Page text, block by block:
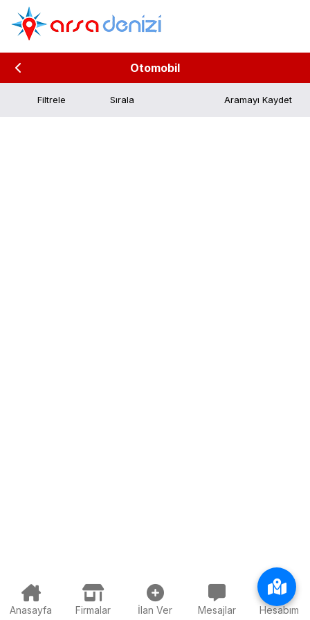
Otomobil
Filtrele Aramayı Kaydet
Anasayfa Firmalar İlan Ver Mesajlar Hesabım